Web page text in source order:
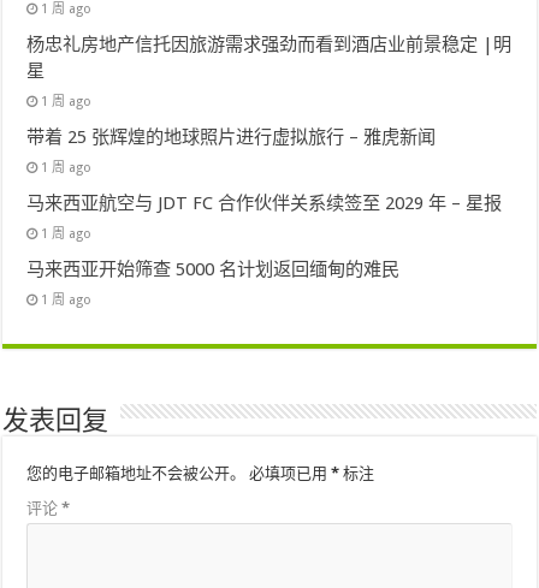
1 周 ago
杨忠礼房地产信托因旅游需求强劲而看到酒店业前景稳定 |明
星
1 周 ago
带着 25 张辉煌的地球照片进行虚拟旅行 – 雅虎新闻
1 周 ago
马来西亚航空与 JDT FC 合作伙伴关系续签至 2029 年 – 星报
1 周 ago
马来西亚开始筛查 5000 名计划返回缅甸的难民
1 周 ago
发表回复
您的电子邮箱地址不会被公开。 必填项已用* 标注
评论*